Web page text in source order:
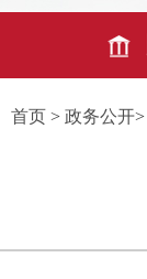
首页> 政务公开>